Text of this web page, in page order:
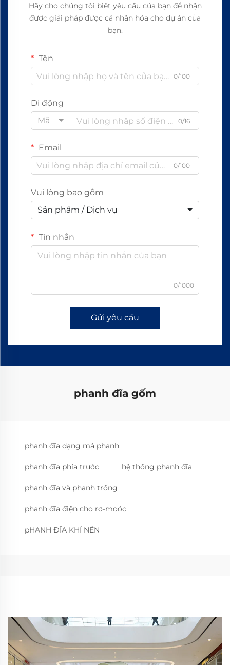
Hãy cho chúng tôi biết yêu cầu của bạn để nhận
được giải pháp được cá nhân hóa cho dự án của
bạn.
Tên
0/100
Di động
Mã
0/16
Email
0/100
Vui lòng bao gồm
Sản phẩm / Dịch vụ
Tin nhắn
0/1000
Gửi yêu cầu
phanh đĩa gốm
phanh đĩa dạng má phanh
phanh đĩa phía trước hệ thống phanh đĩa
phanh đĩa và phanh trống
phanh đĩa điện cho rơ-moóc
pHANH ĐĨA KHÍ NÉN